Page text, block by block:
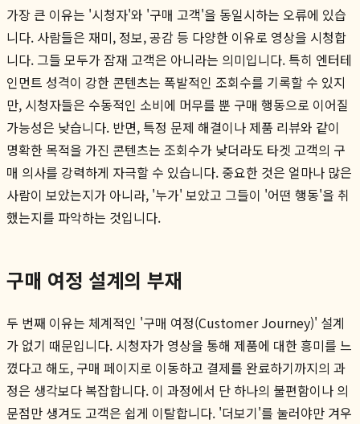
가장 큰 이유는 '시청자'와 '구매 고객'을 동일시하는 오류에 있습
니다. 사람들은 재미, 정보, 공감 등 다양한 이유로 영상을 시청합
니다. 그들 모두가 잠재 고객은 아니라는 의미입니다. 특히 엔터테
인먼트 성격이 강한 콘텐츠는 폭발적인 조회수를 기록할 수 있지
만, 시청자들은 수동적인 소비에 머무를 뿐 구매 행동으로 이어질
가능성은 낮습니다. 반면, 특정 문제 해결이나 제품 리뷰와 같이
명확한 목적을 가진 콘텐츠는 조회수가 낮더라도 타겟 고객의 구
매 의사를 강력하게 자극할 수 있습니다. 중요한 것은 얼마나 많은
사람이 보았는지가 아니라, '누가' 보았고 그들이 '어떤 행동'을 취
했는지를 파악하는 것입니다.
구매 여정 설계의 부재
두 번째 이유는 체계적인 '구매 여정(Customer Journey)' 설계
가 없기 때문입니다. 시청자가 영상을 통해 제품에 대한 흥미를 느
꼈다고 해도, 구매 페이지로 이동하고 결제를 완료하기까지의 과
정은 생각보다 복잡합니다. 이 과정에서 단 하나의 불편함이나 의
문점만 생겨도 고객은 쉽게 이탈합니다. '더보기'를 눌러야만 겨우